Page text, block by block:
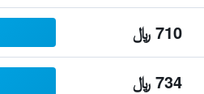
710 ﷼
734 ﷼